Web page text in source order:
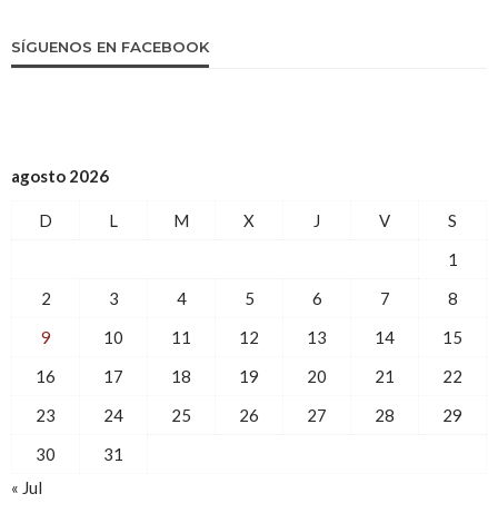
SÍGUENOS EN FACEBOOK
agosto 2026
D L M X J V
S
1
2
3 4 5 6 7
8
9
10 11 12 13 14
15
16
17 18 19 20 21
22
23
24 25 26 27 28
29
30
31
« Jul